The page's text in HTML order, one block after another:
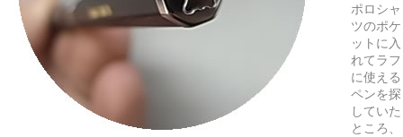
ポロシャ
ツのポケ
ットに入
れてラフ
に使える
ペンを探
していた
ところ、